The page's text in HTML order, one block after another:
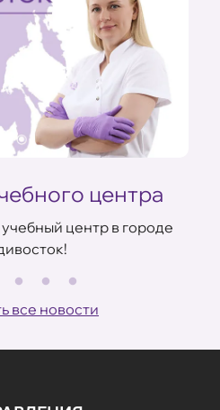
центра
центр в городе
все новости